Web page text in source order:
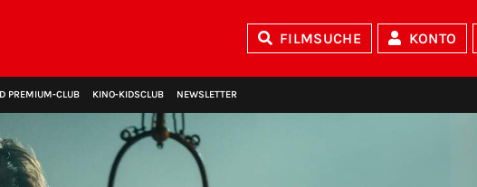
FILMSUCHE KONTO
PREMIUM‑CLUB KINO‑KIDSCLUB NEWSLETTER